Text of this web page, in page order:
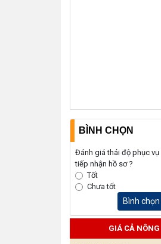
BÌNH CHỌN
Đánh giá thái độ phục
tiếp nhận hồ sơ ?
Tốt
Chưa tốt
Bình chọn
GIÁ CẢ